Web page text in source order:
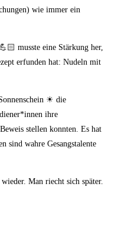
wie immer ein
musste eine Stärkung her,
erfunden hat: Nudeln mit
☀ die
ihre
stellen konnten. Es hat
sind wahre Gesangstalente
Man riecht sich später.